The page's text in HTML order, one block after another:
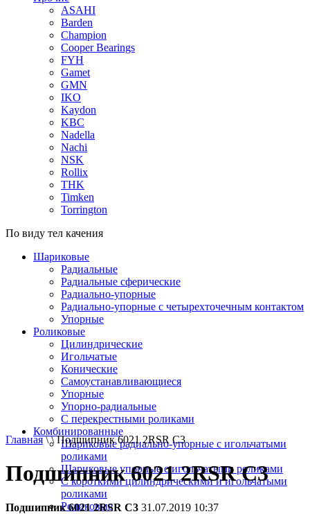
ASAHI
Barden
Champion
Cooper Bearings
FYH
Gamet
GMN
IKO
Kaydon
KBC
Nadella
Nachi
NSK
Rollix
THK
Timken
Torrington
По виду тел качения
Шариковые
Радиальные
Радиальные сферические
Радиально-упорные
Радиально-упорные с четырехточечным контактом
Упорные
Роликовые
Цилиндрические
Игольчатые
Конические
Самоустанавливающиеся
Упорные
Упорно-радиальные
C перекрестными роликами
Комбинированные
Шариковые радиально-упорные с игольчатыми
роликами
Шариковые упорные с игольчатыми роликами
С короткими цилиндрическими и игольчатыми
роликами
Роликовые
Главная\ \ Подшипник 6021 2RSR C3
Подшипник 6021 2RSR C3
Подшипник 6021 2RSR C3 31.07.2019 10:37